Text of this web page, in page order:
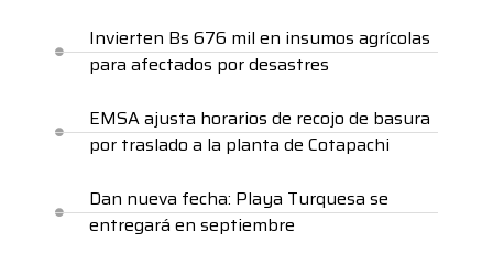
Invierten Bs 676 mil en insumos agrícolas
para afectados por desastres
EMSA ajusta horarios de recojo de basura
por traslado a la planta de Cotapachi
Dan nueva fecha: Playa Turquesa se
entregará en septiembre